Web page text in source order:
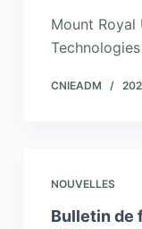
Mount Royal
CNIEADM
NOUVELLES
Bulletin de